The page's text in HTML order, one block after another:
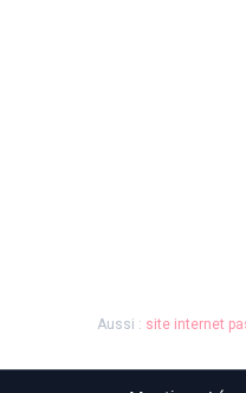
Aussi : site internet